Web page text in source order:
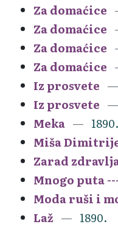
Za domaćice
Za domaćice
Za domaćice
Za domaćice
Iz prosvete
Iz prosvete
Meka
1890.
Miša
Zarad
Mnogo puta
Moda ruši i
Laž
1890.